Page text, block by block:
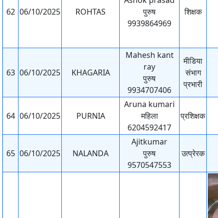
62 06/10/2025 ROHTAS
पुरुष
9939864969
शिक्षक
63 06/10/2025 KHAGARIA
Mahesh kant
ray
पुरुष
9934707406
मीडिया
संभाग
प्रभारी
64 06/10/2025 PURNIA
Aruna kumari
महिला
6204592417
प्रशिक्षक
65 06/10/2025 NALANDA
Ajitkumar
पुरुष
9570547553
उत्प्रेरक